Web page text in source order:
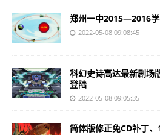
郑州一中2015—2016
2022-05-08 09:08:45
科幻史诗高达最新剧场
登陆
2022-05-08 09:05:35
简体版修正免CD补丁